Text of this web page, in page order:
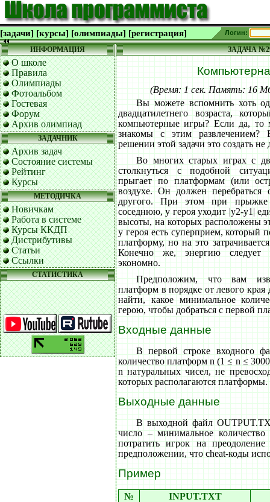
[задачи] [курсы] [олимпиады] [регистрация] Логин:
ИНФОРМАЦИЯ
О школе
Правила
Олимпиады
Фотоальбом
Гостевая
Форум
Архив олимпиад
ЗАДАЧНИК
Архив задач
Состояние системы
Рейтинг
Курсы
МЕТОДИЧКА
Новичкам
Работа в системе
Курсы ККДП
Дистрибутивы
Статьи
Ссылки
СТАТИСТИКА
ЗАДАЧА
(Время: 1 сек. Память: 16
Вы можете вспомнить хоть
двадцатилетнего возраста,
компьютерные игры? Если да,
знакомы с этим развлечением?
решении этой задачи это создать
Во многих старых играх с
столкнуться с подобной
прыгает по платформам (или
воздухе. Он должен перебраться
другого. При этом при
соседнюю, у героя уходит |y2-y1|
высоты, на которых расположены
у героя есть суперприем, который
платформу, но на это
Конечно же, энергию следует
экономно.
Предположим, что вам
платформ в порядке от левого
найти, какое минимальное
герою, чтобы добраться с первой
Входные данные
В первой строке входного
количество платформ n (1 ≤ n ≤
n натуральных чисел, не
которых располагаются платформы.
Выходные данные
В выходной файл
число – минимальное
потратить игрок на
предположении, что cheat-коды
Пример
№ INPUT.TXT